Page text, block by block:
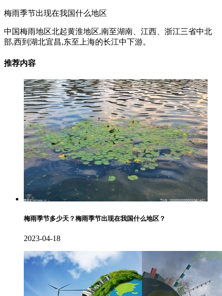
梅雨季节出现在我国什么地区
中国梅雨地区北起黄淮地区,南至湖南、江西、浙江三省中北
部,西到湖北宜昌,东至上海的长江中下游。
推荐内容
梅雨季节多少天？梅雨季节出现在我国什么地区？
2023-04-18